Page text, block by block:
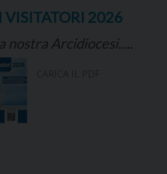
VISITATORI 2026
Arcidiocesi.....
CARICA IL PDF